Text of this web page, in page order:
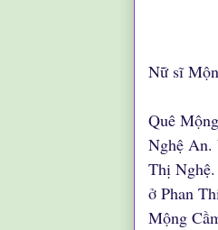
Nữ sĩ
Quê
Nghệ An.
Thị
ở Phan
Mộng